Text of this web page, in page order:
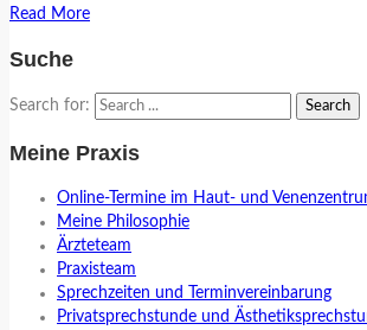
Read More
Suche
Search for:
Meine Praxis
Online-Termine im Haut- und
Meine Philosophie
Ärzteteam
Praxisteam
Sprechzeiten und Terminvereinbarung
Privatsprechstunde und